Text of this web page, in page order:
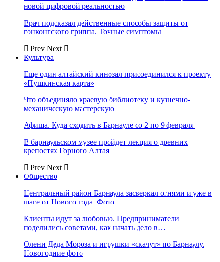
новой цифровой реальностью
Врач подсказал действенные способы защиты от
гонконгского гриппа. Точные симптомы
Prev Next
Культура
Еще один алтайский кинозал присоединился к проекту
«Пушкинская карта»
Что объединяло краевую библиотеку и кузнечно-
механическую мастерскую
Афиша. Куда сходить в Барнауле со 2 по 9 февраля
В барнаульском музее пройдет лекция о древних
крепостях Горного Алтая
Prev Next
Общество
Центральный район Барнаула засверкал огнями и уже в
шаге от Нового года. Фото
Клиенты идут за любовью. Предприниматели
поделились советами, как начать дело в…
Олени Деда Мороза и игрушки «скачут» по Барнаулу.
Новогодние фото